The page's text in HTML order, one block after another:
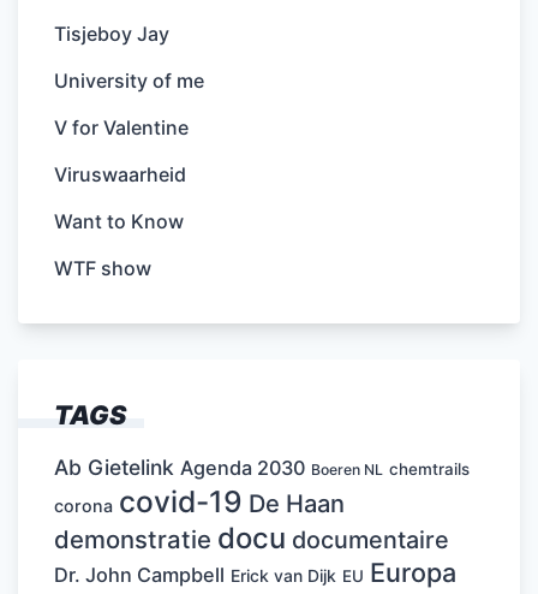
Tisjeboy Jay
University of me
V for Valentine
Viruswaarheid
Want to Know
WTF show
TAGS
Ab Gietelink Agenda 2030 Boeren NL chemtrails
corona covid-19 De Haan
demonstratie docu documentaire
Dr. John Campbell Erick van Dijk EU Europa